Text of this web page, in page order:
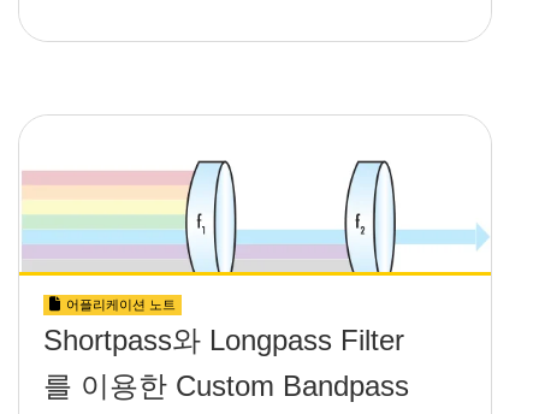
어플리케이션 노트
Shortpass와 Longpass Filter
를 이용한 Custom Bandpass